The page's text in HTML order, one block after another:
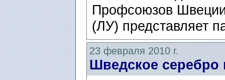
Профсоюзов
(ЛУ) представляет
23 февраля 2010 г.
Шведское серебро